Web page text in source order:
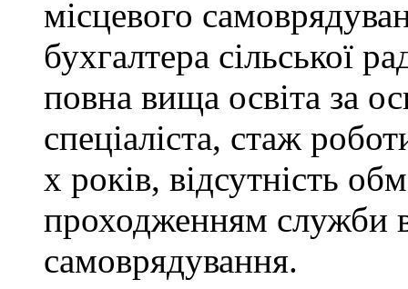
місцевого
бухгалтера сільської
повна вища освіта за
спеціаліста, стаж
х років, відсутність
проходженням служби
самоврядування.